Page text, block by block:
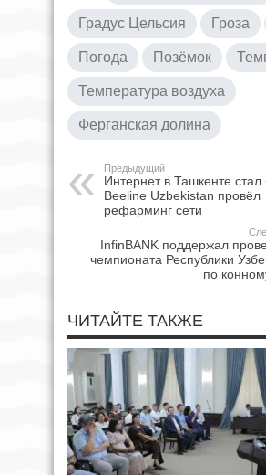
Градус Цельсия Гроза
Погода Позёмок
Температура воздуха
Ферганская долина
Предыдущий
Интернет в Ташкенте стал
Beeline Uzbekistan провёл
рефарминг сети
InfinBANK поддержал
чемпионата Республики
по
ЧИТАЙТЕ ТАКЖЕ